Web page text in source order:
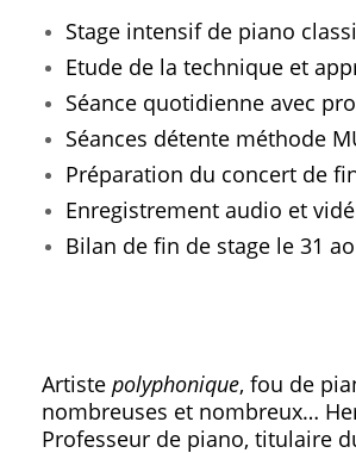
Stage intensif de piano
Etude de la technique et
Séance quotidienne avec
Séances détente méthode
Préparation du concert de
Enregistrement audio et
Bilan de fin de stage le 31
Artiste polyphonique, fou de
nombreuses et nombreux…
Professeur de piano, titulaire